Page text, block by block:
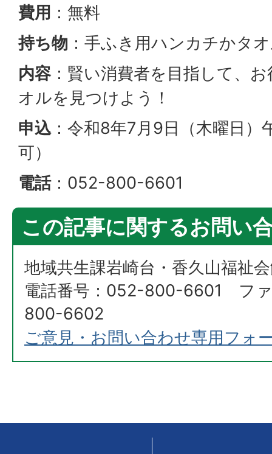
費用 ：無料
持ち物 ：手ふき用ハンカチかタ
内容：賢い消費者を目指して、
オルを見つけよう！
申込：令和8年7月9日（木曜日）
可）
電話：052-800-6601
この記事に関するお問い
地域共生課岩崎台・香久山福祉
電話番号：052-800-6601 フ
800-6602
ご意見・お問い合わせ専用フォ